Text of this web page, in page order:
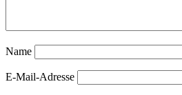
Name
E-Mail-Adresse